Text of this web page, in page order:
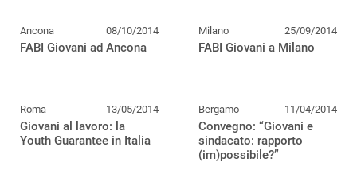
Ancona 08/10/2014
FABI Giovani ad Ancona
Milano 25/09/2014
FABI Giovani a Milano
Roma 13/05/2014
Giovani al lavoro: la
Youth Guarantee in Italia
Bergamo 11/04/2014
Convegno: “Giovani e
sindacato: rapporto
(im)possibile?”